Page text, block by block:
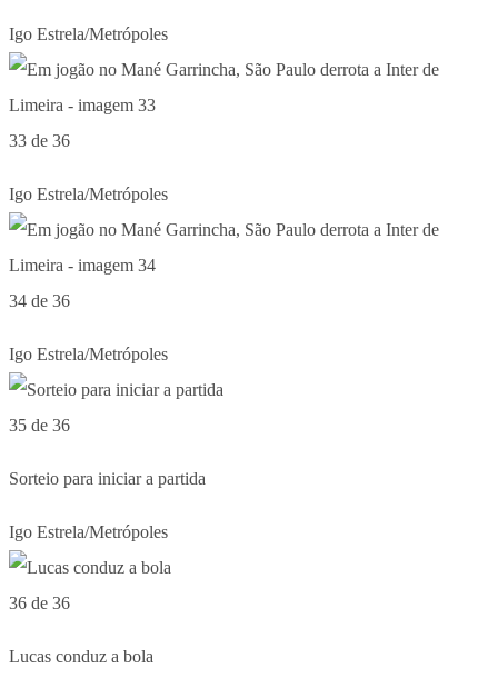
Igo Estrela/Metrópoles
33 de 36
Igo Estrela/Metrópoles
34 de 36
Igo Estrela/Metrópoles
35 de 36
Sorteio para iniciar a partida
Igo Estrela/Metrópoles
36 de 36
Lucas conduz a bola